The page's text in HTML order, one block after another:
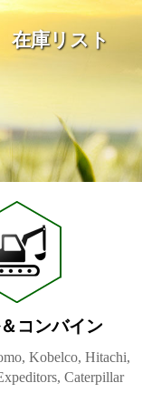
在庫リスト
コンバイン
Kobelco, Hitachi,
Caterpillar